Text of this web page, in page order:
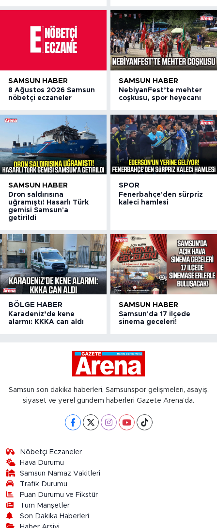
SAMSUN HABER
8 Ağustos 2026 Samsun
nöbetçi eczaneler
SAMSUN HABER
NebiyanFest’te mehter
coşkusu, spor heyecanı
SAMSUN HABER
Dron saldırısına
uğramıştı! Hasarlı Türk
gemisi Samsun'a
getirildi
SPOR
Fenerbahçe'den sürpriz
kaleci hamlesi
BÖLGE HABER
Karadeniz’de kene
alarmı: KKKA can aldı
SAMSUN HABER
Samsun'da 17 ilçede
sinema geceleri!
Samsun son dakika haberleri, Samsunspor gelişmeleri, asayiş,
siyaset ve yerel gündem haberleri Gazete Arena’da.
Nöbetçi Eczaneler
Hava Durumu
Samsun Namaz Vakitleri
Trafik Durumu
Puan Durumu ve Fikstür
Tüm Manşetler
Son Dakika Haberleri